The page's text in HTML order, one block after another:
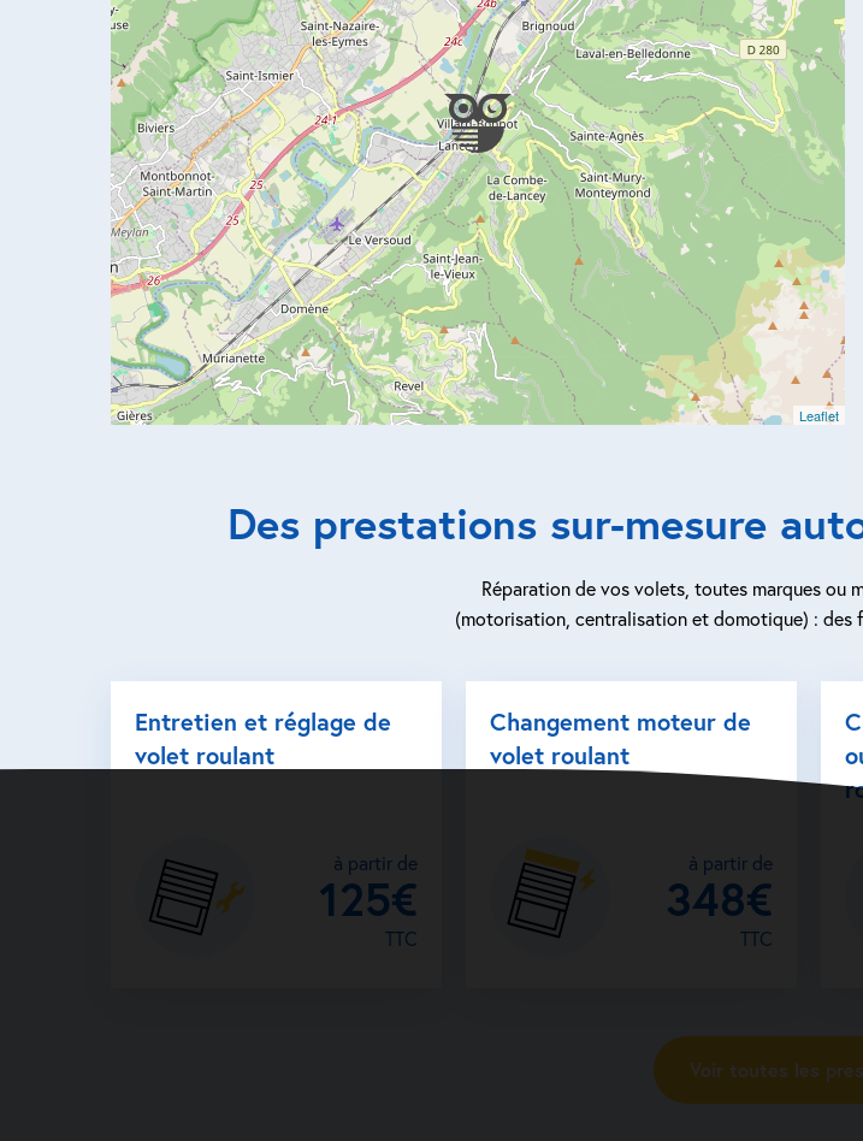
Leaflet
Des prestations sur-mesure
Réparation de vos volets, toutes marques ou
(motorisation, centralisation et domotique) :
Entretien et réglage de
volet roulant
à partir de
125€
TTC
Changement moteur de
volet roulant
à partir de
348€
TTC
Voir toutes les